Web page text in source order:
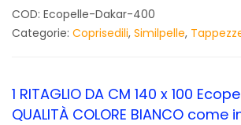
COD: Ecopelle-Dakar-400
Categorie: Coprisedili, Similpelle,
1 RITAGLIO DA CM 140 x 100
QUALITÀ COLORE BIANCO come